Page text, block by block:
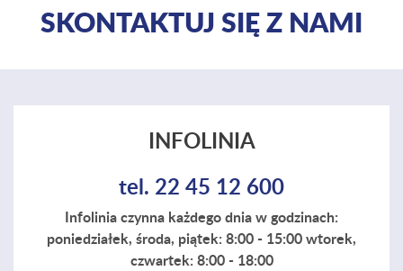
SKONTAKTUJ SIĘ Z NAMI
INFOLINIA
tel. 22 45 12 600
Infolinia czynna każdego dnia w godzinach:
poniedziałek, środa, piątek: 8:00 - 15:00 wtorek,
czwartek: 8:00 - 18:00